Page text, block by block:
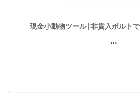
現金小動物ツール|非貫入ボルト
…